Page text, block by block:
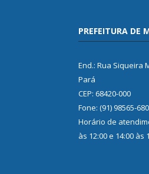
PREFEITURA DE
End.: Rua Siqueira
Pará
CEP: 68420-000
Fone: (91) 98565-
Horário de
às 12:00 e 14:00 às